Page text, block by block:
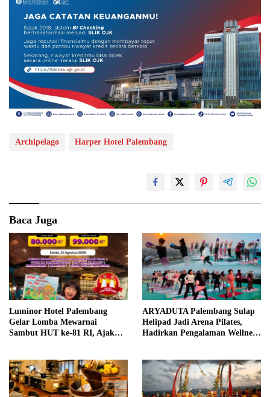
Archipelago Harper Hotel Palembang
Baca Juga
Luminor Hotel Palembang
Gelar Lomba Mewarnai
Sambut HUT ke-81 RI, Ajak
ARYADUTA Palembang Sulap
Helipad Jadi Arena Pilates,
Hadirkan Pengalaman Wellness